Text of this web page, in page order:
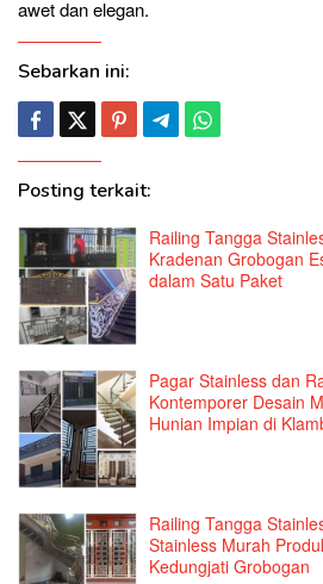
awet dan elegan.
Sebarkan ini:
Posting terkait:
Railing Tangga
Kradenan Grobogan
dalam Satu Paket
Pagar Stainless dan
Kontemporer Desain
Hunian Impian di
Railing Tangga
Stainless Murah
Kedungjati Grobogan